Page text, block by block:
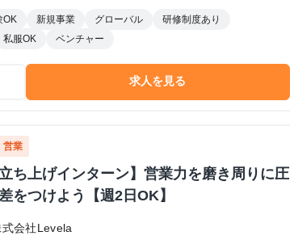
OK 新規事業 グローバル
研修制度あり
私服OK ベンチャー
求人を見る
営業
立ち上げインターン】営業力を磨き周りに圧
をつけよう【週2日OK】
式会社Levela